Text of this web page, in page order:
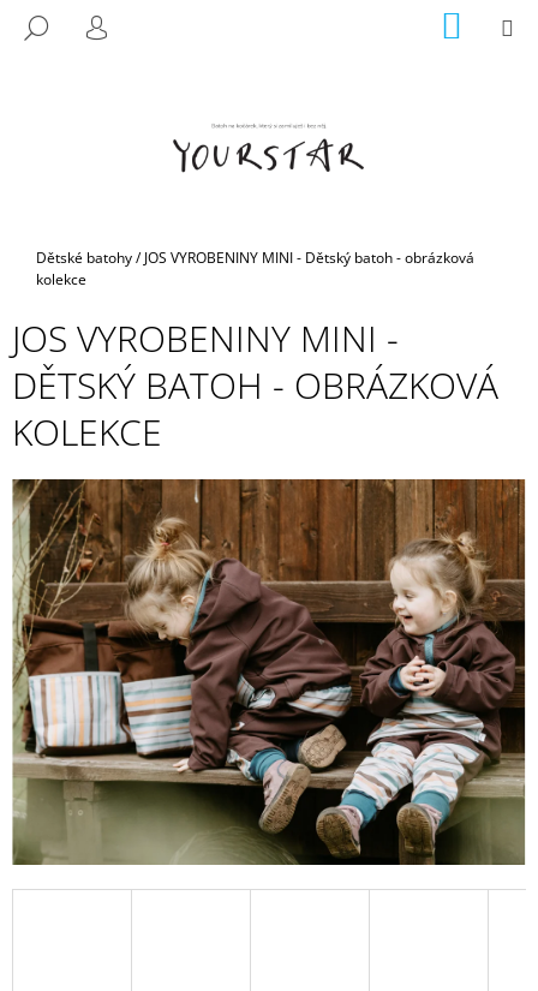
HLEDAT
PŘIHLÁŠENÍ KOŠÍK
Domů
Dětské batohy/ JOS VYROBENINY MINI - Dětský batoh - obrázková
kolekce
JOS VYROBENINY MINI -
DĚTSKÝ BATOH - OBRÁZKOVÁ
KOLEKCE
T
Ř
E
B
U
J
E
T
E
N
A
J
Í
T
?
HLEDAT